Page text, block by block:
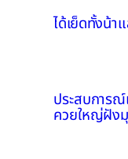
ได้เย็ดทั้งน้า
ประสบการ
ควยใหญ่ฝัง